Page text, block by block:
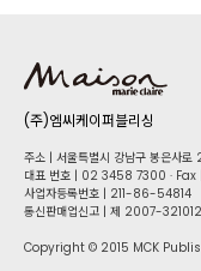
(주)엠씨케이퍼블리싱
주소 | 서울특별시 강남구 봉은사로
대표 번호 | 02 34​58 7300 ·
사업자등록번호 | 211-86-5​4814
통신판매업신고 | 제 2007-
Copyright © 2015 MCK